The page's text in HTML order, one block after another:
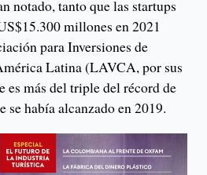
notado, tanto que las startups
millones en 2021
para Inversiones de
Latina (LAVCA, por sus
es más del triple del récord de
había alcanzado en 2019.